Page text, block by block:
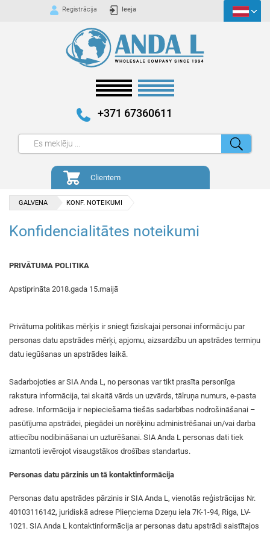
Registrācija Ieeja
+371 67360611
Clientem
GALVENA KONF. NOTEIKUMI
Konfidencialitātes noteikumi
PRIVĀTUMA POLITIKA
Apstiprināta 2018.gada 15.maijā
Privātuma politikas mērķis ir sniegt fiziskajai personai informāciju par
personas datu apstrādes mērķi, apjomu, aizsardzību un apstrādes termiņu
datu iegūšanas un apstrādes laikā.
Sadarbojoties ar SIA Anda L, no personas var tikt prasīta personīga
rakstura informācija, tai skaitā vārds un uzvārds, tālruņa numurs, e-pasta
adrese. Informācija ir nepieciešama tiešās sadarbības nodrošināšanai –
pasūtījuma apstrādei, piegādei un norēķinu administrēšanai un/vai darba
attiecību nodibināšanai un uzturēšanai. SIA Anda L personas dati tiek
izmantoti ievērojot visaugstākos drošības standartus.
Personas datu pārzinis un tā kontaktinformācija
Personas datu apstrādes pārzinis ir SIA Anda L, vienotās reģistrācijas Nr.
40103116142, juridiskā adrese Plieņciema Dzeņu iela 7K-1-94, Riga, LV-
1021. SIA Anda L kontaktinformācija ar personas datu apstrādi saistītajos